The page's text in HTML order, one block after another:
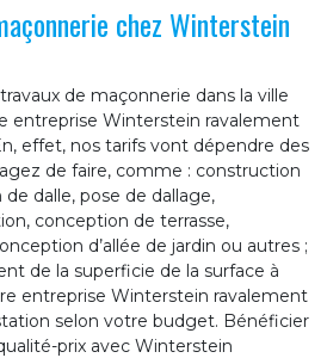
chez Winterstein
de maçonnerie dans la ville
entreprise Winterstein ravalement
effet, nos tarifs vont dépendre des
de faire, comme : construction
dalle, pose de dallage,
conception de terrasse,
d’allée de jardin ou autres ;
de la superficie de la surface à
entreprise Winterstein ravalement
selon votre budget. Bénéficier
prix avec Winterstein